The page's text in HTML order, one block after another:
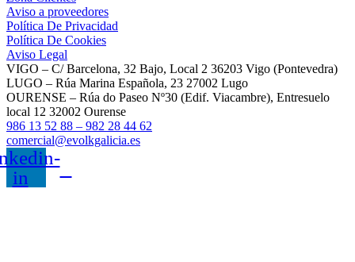
Aviso a proveedores
Política De Privacidad
Política De Cookies
Aviso Legal
VIGO – C/ Barcelona, 32 Bajo, Local 2 36203 Vigo (Pontevedra)
LUGO – Rúa Marina Española, 23 27002 Lugo
OURENSE – Rúa do Paseo Nº30 (Edif. Viacambre), Entresuelo
local 12 32002 Ourense
986 13 52 88 – 982 28 44 62
comercial@evolkgalicia.es
in